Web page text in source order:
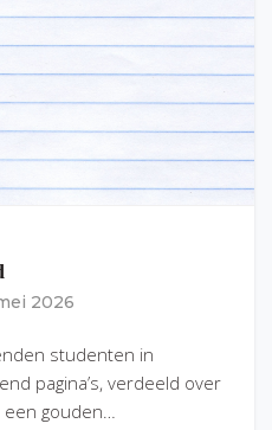
2026
studenten in
pagina’s, verdeeld over
gouden…